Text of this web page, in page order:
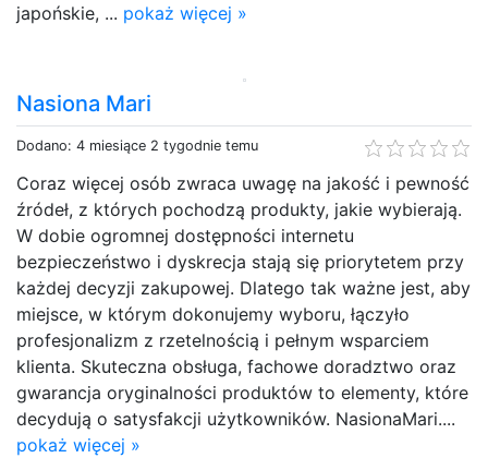
japońskie, ... pokaż więcej »
Nasiona Mari
Dodano: 4 miesiące 2 tygodnie temu
Coraz więcej osób zwraca uwagę na jakość i pewność
źródeł, z których pochodzą produkty, jakie wybierają.
W dobie ogromnej dostępności internetu
bezpieczeństwo i dyskrecja stają się priorytetem przy
każdej decyzji zakupowej. Dlatego tak ważne jest, aby
miejsce, w którym dokonujemy wyboru, łączyło
profesjonalizm z rzetelnością i pełnym wsparciem
klienta. Skuteczna obsługa, fachowe doradztwo oraz
gwarancja oryginalności produktów to elementy, które
decydują o satysfakcji użytkowników. NasionaMari....
pokaż więcej »